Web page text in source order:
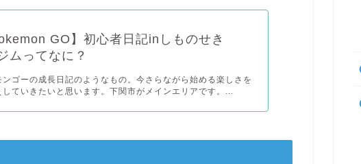
GO】初心者日記inしものせき
ってなに？
ンゴーの成長日記のようなもの。今さらながら始める楽しさを
していきたいと思います。下関市がメインエリアです。...